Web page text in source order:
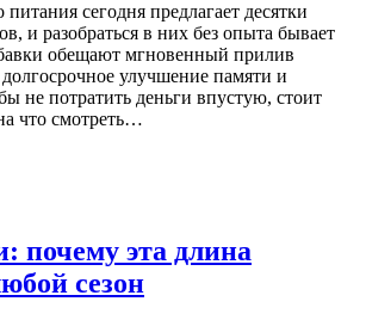
сегодня предлагает десятки
и разобраться в них без опыта бывает
обещают мгновенный прилив
улучшение памяти и
не потратить деньги впустую, стоит
что смотреть…
почему эта длина
сезон